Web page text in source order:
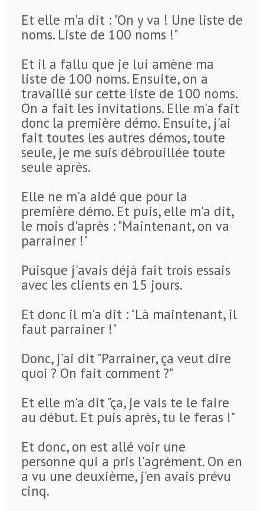
Et elle m'a dit : "On y va ! Une liste de
noms. Liste de 100 noms !"
Et il a fallu que je lui amène ma
liste de 100 noms. Ensuite, on a
travaillé sur cette liste de 100 noms.
On a fait les invitations. Elle m'a fait
donc la première démo. Ensuite, j'ai
fait toutes les autres démos, toute
seule, je me suis débrouillée toute
seule après.
Elle ne m'a aidé que pour la
première démo. Et puis, elle m'a dit,
le mois d'après : "Maintenant, on va
parrainer !"
Puisque j'avais déjà fait trois essais
avec les clients en 15 jours.
Et donc il m'a dit : "Là maintenant, il
faut parrainer !"
Donc, j'ai dit "Parrainer, ça veut dire
quoi ? On fait comment ?"
Et elle m'a dit "ça, je vais te le faire
au début. Et puis après, tu le feras !"
Et donc, on est allé voir une
personne qui a pris l'agrément. On en
a vu une deuxième, j'en avais prévu
cinq.